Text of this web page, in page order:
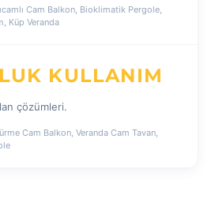
Cam Balkon, Bioklimatik Pergole,
Küp Veranda
KULLANIM
çözümleri.
Cam Balkon, Veranda Cam Tavan,